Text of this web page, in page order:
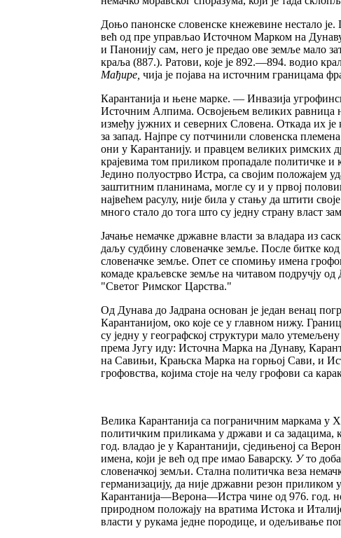
Доњо панонске словенске кнежевине нестало
већ од пре управљао Источном Марком на
и Панонију сам, него је предао ове земље мало
краља (887.). Ратови, које је 892.—894. водио
Мађире, чија је појава на источним границама
Карантанија и њене марке. — Инвазија
Источним Алпима. Освојењем великих равница
између јужних и северних Словена. Откада их
за запад. Најпре су потчинили словенска
они у Карантанију. и правцем великих римских
крајевима том приликом пропадале политичке и
Једино полуострво Истра, са својим положајем
заштитним планинама, могле су и у првој
највећем расулу, није била у стању да штити
много стало до тога што су једну страну власт
Јачање немачке државне власти за владара из
даљу судбину словеначке земље. После битке
словеначке земље. Опет се спомињу имена
комаде краљевске земље на читавом подручју
"Светог Римског Царства."
Од Дунава до Јадрана основан је један венац
Карантанијом, око које се у главном нижу.
су једну у географској структури мало
према Југу иду: Источна Марка на Дунаву,
на Савињи, Крањска Марка на горњој Сави, и
грофовства, којима стоје на челу грофови са
Велика Карантанија са пограничним маркама у X
политичким приликама у држави и са задацима,
год. владао је у Карантанији, сједињеној са
имена, који је већ од пре имао Баварску. Уто
словеначкој земљи. Стална политичка веза
германизацију, да није државни резон приликом
Карантанија—Верона—Истра чине од 976. год.
природном положају на вратима Истока и
власти у рукама једне породице, и одељивање